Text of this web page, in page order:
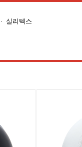
실리텍스